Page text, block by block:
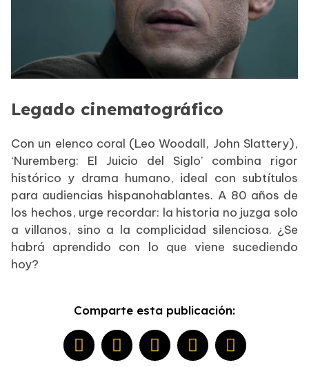
Legado cinematográfico
Con un elenco coral (Leo Woodall, John Slattery),
‘Nuremberg: El Juicio del Siglo’ combina rigor
histórico y drama humano, ideal con subtítulos
para audiencias hispanohablantes. A 80 años de
los hechos, urge recordar: la historia no juzga solo
a villanos, sino a la complicidad silenciosa. ¿Se
habrá aprendido con lo que viene sucediendo
hoy?
Comparte esta publicación: